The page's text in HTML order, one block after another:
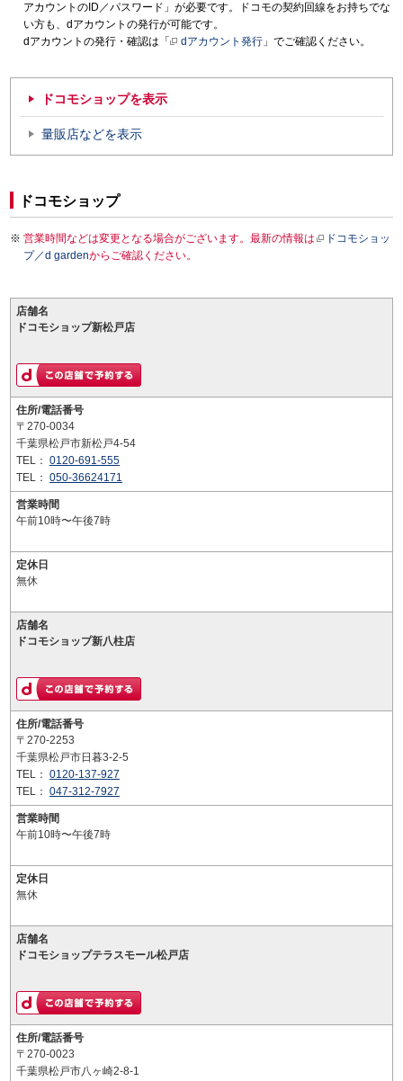
アカウントのID／パスワード」が必要です。ドコモの契約回線をお持ちでな
い方も、dアカウントの発行が可能です。
dアカウントの発行・確認は「
dアカウント発行 」でご確認ください。
ドコモショップを表示
量販店などを表示
ドコモショップ
営業時間などは変更となる場合がございます。最新の情報は
ドコモショッ
プ／d gardenからご確認ください。
店舗名
ドコモショップ新松戸店
住所/電話番号
〒270-0034
千葉県松戸市新松戸4-54
TEL： 0120-691-555
TEL： 050-36624171
営業時間
午前10時〜午後7時
定休日
無休
店舗名
ドコモショップ新八柱店
住所/電話番号
〒270-2253
千葉県松戸市日暮3-2-5
TEL： 0120-137-927
TEL： 047-312-7927
営業時間
午前10時〜午後7時
定休日
無休
店舗名
ドコモショップテラスモール松戸店
住所/電話番号
〒270-0023
千葉県松戸市八ヶ崎2-8-1